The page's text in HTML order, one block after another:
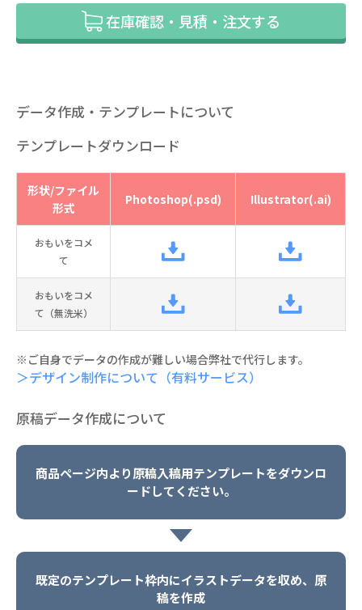
在庫確認・見積・注文する
データ作成・テンプレートについて
テンプレートダウンロード
形状/ファイル
形式
Photoshop(.psd) Illustrator(.ai)
おもいをコメ
て
おもいをコメ
て（無洗米）
※ご自身でデータの作成が難しい場合弊社で代行します。
＞デザイン制作について（有料サービス）
原稿データ作成について
商品ページ内より原稿入稿用テンプレートをダウンロ
ードしてください。
既定のテンプレート枠内にイラストデータを収め、原
稿を作成